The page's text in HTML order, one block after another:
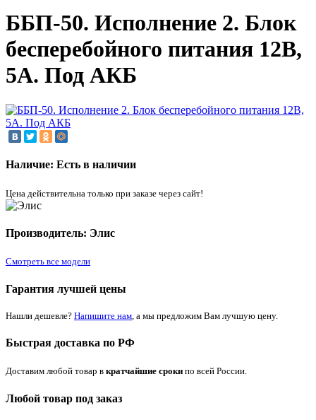
ББП-50. Исполнение 2. Блок
бесперебойного питания 12В,
5А. Под АКБ
Наличие: Есть в наличии
Цена действительна только при заказе через сайт!
Производитель: Элис
Смотреть все модели
Гарантия лучшей цены
Нашли дешевле? Напишите нам , а мы предложим Вам лучшую цену.
Быстрая доставка по РФ
Доставим любой товар в кратчайшие сроки по всей России.
Любой товар под заказ